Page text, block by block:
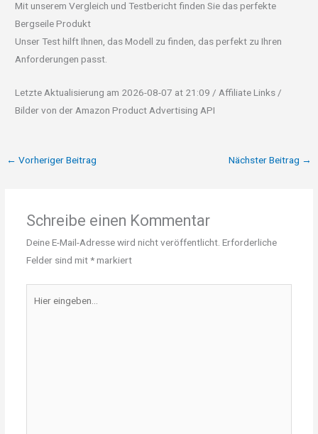
Mit unserem Vergleich und Testbericht finden Sie das perfekte
Bergseile Produkt
Unser Test hilft Ihnen, das Modell zu finden, das perfekt zu Ihren
Anforderungen passt.
Letzte Aktualisierung am 2026-08-07 at 21:09 / Affiliate Links /
Bilder von der Amazon Product Advertising API
← Vorheriger Beitrag Nächster Beitrag →
Schreibe einen Kommentar
Deine E-Mail-Adresse wird nicht veröffentlicht. Erforderliche
Felder sind mit*markiert
eingeben…